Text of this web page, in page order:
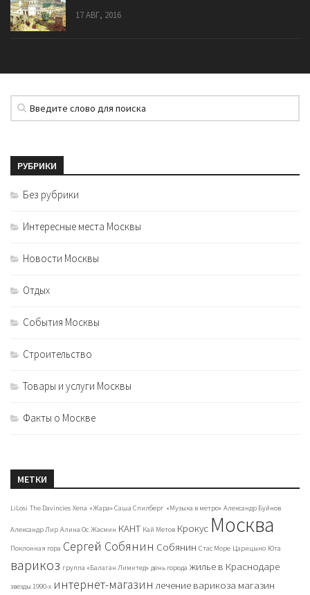
17 АВГ, 2016
РУБРИКИ
Без рубрики
Интересные места Москвы
Новости Москвы
Отдых
События Москвы
Строительство
Товары и услуги Москвы
Факты о Москве
МЕТКИ
LiLosi The Davincies Xena «Жара» Саша Спилберг «Музыка в метро» Александр Буйнов
Александр Лир Алина Ос Жасмин КАНТ Кай Метов Крокус Москва
Поклонная гора Сергей Собянин Собянин Стас Море Царицыно Юта
варикоз группа «Балаган Лимитед» день города жилье в Краснодаре
звезды 1990-х интернет-магазин лечение варикоза магазин